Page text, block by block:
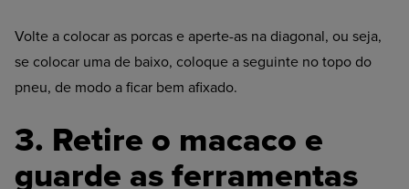
Volte a colocar as porcas e aperte-as na diagonal, ou seja,
se colocar uma de baixo, coloque a seguinte no topo do
pneu, de modo a ficar bem afixado.
3. Retire o macaco e
guarde as ferramentas